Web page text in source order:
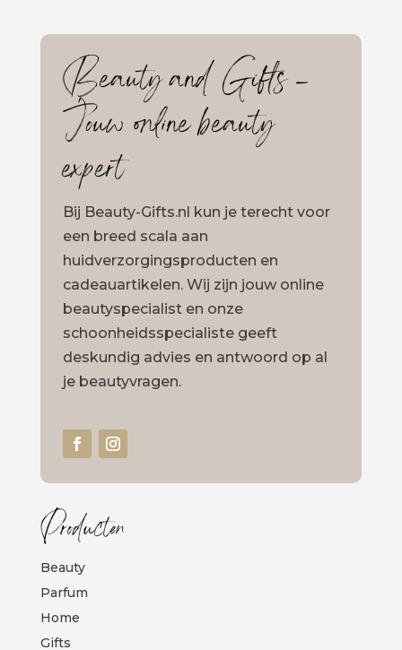
Beauty and Gifts –
Jouw online beauty
expert
Bij Beauty-Gifts.nl kun je terecht voor
een breed scala aan
huidverzorgingsproducten en
cadeauartikelen. Wij zijn jouw online
beautyspecialist en onze
schoonheidsspecialiste geeft
deskundig advies en antwoord op al
je beautyvragen.
Producten
Beauty
Parfum
Home
Gifts